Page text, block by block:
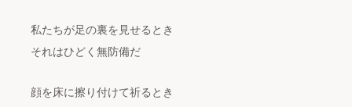
私たちが足の裏を見せるとき
それはひどく無防備だ
顔を床に擦り付けて祈るとき